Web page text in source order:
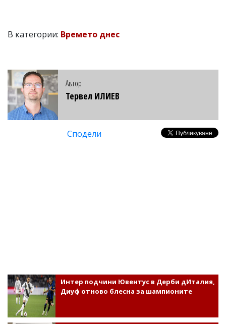
В категории: Времето днес
Автор
Тервел ИЛИЕВ
Сподели
Интер подчини Ювентус в Дерби дИталия,
Диуф отново блесна за шампионите